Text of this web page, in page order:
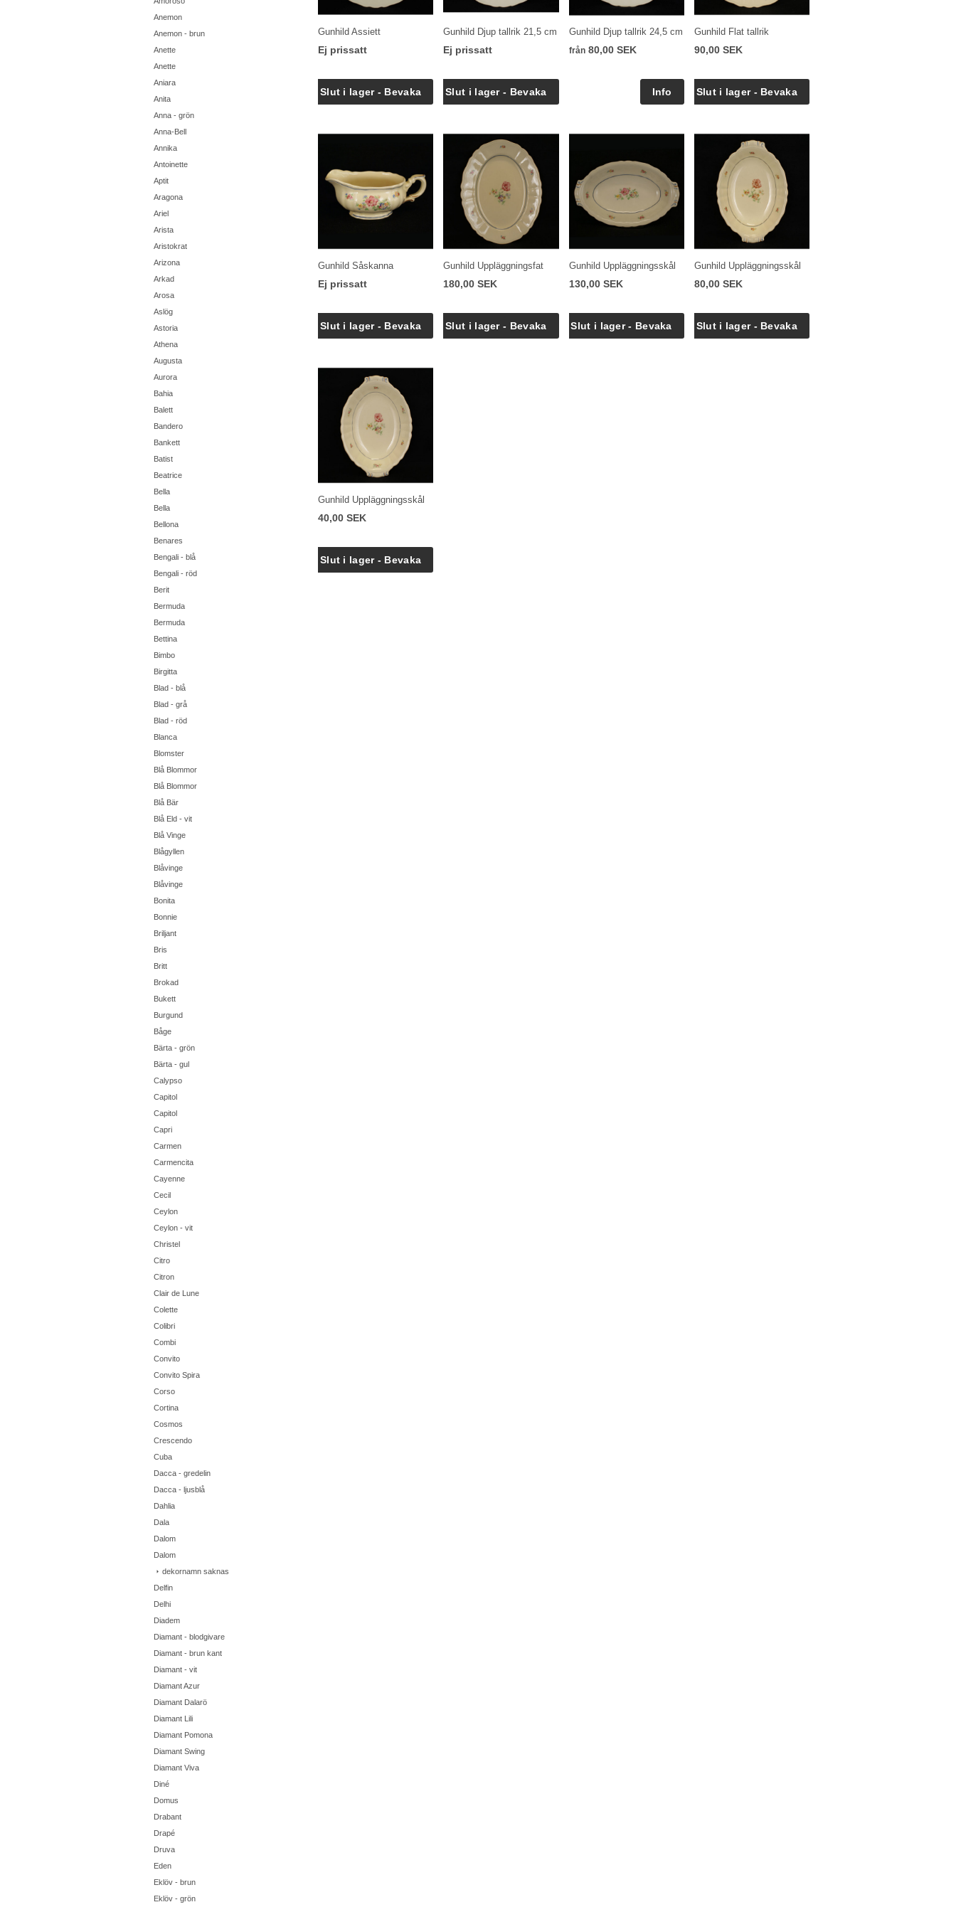
Anemon
Anemon - brun
Anette
Anette
Aniara
Anita
Anna - grön
Anna-Bell
Annika
Antoinette
Aptit
Aragona
Ariel
Arista
Aristokrat
Arizona
Arkad
Arosa
Aslög
Astoria
Athena
Augusta
Aurora
Bahia
Balett
Bandero
Bankett
Batist
Beatrice
Bella
Bella
Bellona
Benares
Bengali - blå
Bengali - röd
Berit
Bermuda
Bermuda
Bettina
Bimbo
Birgitta
Blad - blå
Blad - grå
Blad - röd
Blanca
Blomster
Blå Blommor
Blå Blommor
Blå Bär
Blå Eld - vit
Blå Vinge
Blågyllen
Blåvinge
Blåvinge
Bonita
Bonnie
Briljant
Bris
Britt
Brokad
Bukett
Burgund
Båge
Bärta - grön
Bärta - gul
Calypso
Capitol
Capitol
Capri
Carmen
Carmencita
Cayenne
Cecil
Ceylon
Ceylon - vit
Christel
Citro
Citron
Clair de Lune
Colette
Colibri
Combi
Convito
Convito Spira
Corso
Cortina
Cosmos
Crescendo
Cuba
Dacca - gredelin
Dacca - ljusblå
Dahlia
Dala
Dalom
Dalom
dekornamn saknas
Delfin
Delhi
Diadem
Diamant - blodgivare
Diamant - brun kant
Diamant - vit
Diamant Azur
Diamant Dalarö
Diamant Lili
Diamant Pomona
Diamant Swing
Diamant Viva
Diné
Domus
Drabant
Drapé
Druva
Eden
Eklöv - brun
Eklöv - grön
Gunhild Assiett
Ej prissatt
Gunhild Djup tallrik 21,5 cm
Ej prissatt
Gunhild Djup tallrik 24,5 cm
från80,00 SEK
Gunhild Flat tallrik
90,00 SEK
Gunhild Såskanna
Ej prissatt
Gunhild Uppläggningsfat
180,00 SEK
Gunhild Uppläggningsskål
130,00 SEK
Gunhild Uppläggningsskål
80,00 SEK
Gunhild Uppläggningsskål
40,00 SEK